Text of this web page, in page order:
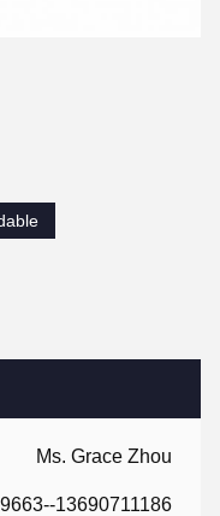
Ms. Grace Zhou
13690711186